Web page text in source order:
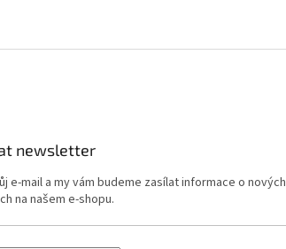
newsletter
e-mail a my vám budeme zasílat informace o nových
na našem e-shopu.